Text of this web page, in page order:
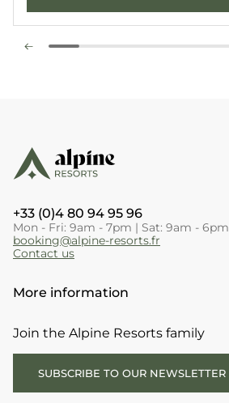
+33 (0)4 80 94 95 96
Mon - Fri: 9am - 7pm | Sat: 9am - 6pm
booking@alpine-resorts.fr
Contact us
More information
Join the Alpine Resorts family
SUBSCRIBE TO OUR NEWSLETTER